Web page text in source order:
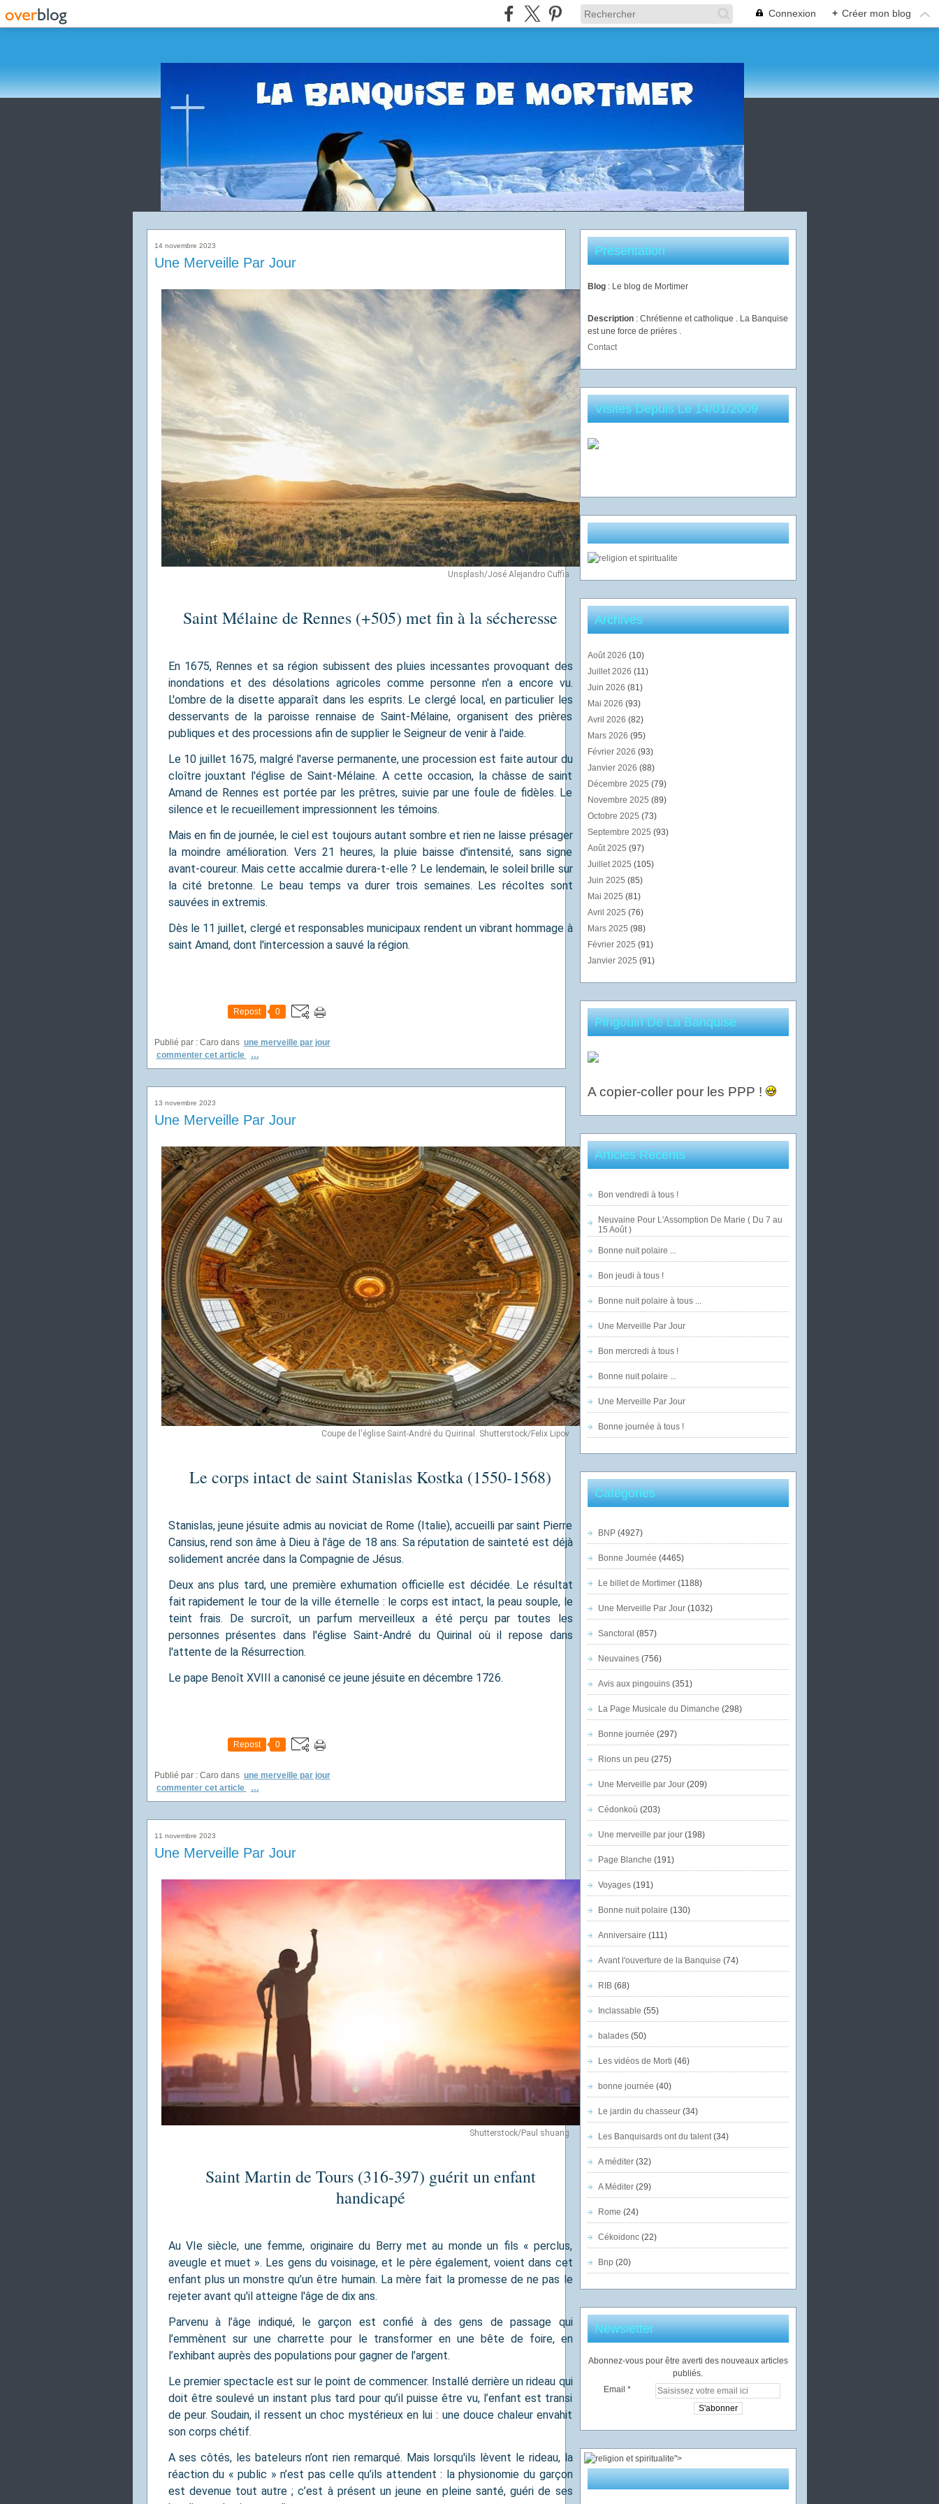
Connexion + Créer mon blog
14 novembre 2023
Une Merveille Par Jour
Unsplash/José Alejandro Cuffia
Saint Mélaine de Rennes (+505) met fin à la sécheresse
En 1675, Rennes et sa région subissent des pluies incessantes provoquant des
inondations et des désolations agricoles comme personne n'en a encore vu.
L'ombre de la disette apparaît dans les esprits. Le clergé local, en particulier les
desservants de la paroisse rennaise de Saint-Mélaine, organisent des prières
publiques et des processions afin de supplier le Seigneur de venir à l'aide.
Le 10 juillet 1675, malgré l'averse permanente, une procession est faite autour du
cloître jouxtant l'église de Saint-Mélaine. A cette occasion, la châsse de saint
Amand de Rennes est portée par les prêtres, suivie par une foule de fidèles. Le
silence et le recueillement impressionnent les témoins.
Mais en fin de journée, le ciel est toujours autant sombre et rien ne laisse présager
la moindre amélioration. Vers 21 heures, la pluie baisse d'intensité, sans signe
avant-coureur. Mais cette accalmie durera-t-elle ? Le lendemain, le soleil brille sur
la cité bretonne. Le beau temps va durer trois semaines. Les récoltes sont
sauvées in extremis.
Dès le 11 juillet, clergé et responsables municipaux rendent un vibrant hommage à
saint Amand, dont l'intercession a sauvé la région.
Repost 0
Publié par : Caro dans une merveille par jour
commenter cet article
…
13 novembre 2023
Une Merveille Par Jour
Coupe de l'église Saint-André du Quirinal. Shutterstock/Felix Lipov
Le corps intact de saint Stanislas Kostka (1550-1568)
Stanislas, jeune jésuite admis au noviciat de Rome (Italie), accueilli par saint Pierre
Cansius, rend son âme à Dieu à l'âge de 18 ans. Sa réputation de sainteté est déjà
solidement ancrée dans la Compagnie de Jésus.
Deux ans plus tard, une première exhumation officielle est décidée. Le résultat
fait rapidement le tour de la ville éternelle : le corps est intact, la peau souple, le
teint frais. De surcroît, un parfum merveilleux a été perçu par toutes les
personnes présentes dans l'église Saint-André du Quirinal où il repose dans
l'attente de la Résurrection.
Le pape Benoît XVIII a canonisé ce jeune jésuite en décembre 1726.
Repost 0
Publié par : Caro dans une merveille par jour
commenter cet article
…
11 novembre 2023
Une Merveille Par Jour
Shutterstock/Paul shuang
Saint Martin de Tours (316-397) guérit un enfant
handicapé
Au VIe siècle, une femme, originaire du Berry met au monde un fils « perclus,
aveugle et muet ». Les gens du voisinage, et le père également, voient dans cet
enfant plus un monstre qu’un être humain. La mère fait la promesse de ne pas le
rejeter avant qu'il atteigne l'âge de dix ans.
Parvenu à l’âge indiqué, le garçon est confié à des gens de passage qui
l’emmènent sur une charrette pour le transformer en une bête de foire, en
l’exhibant auprès des populations pour gagner de l’argent.
Le premier spectacle est sur le point de commencer. Installé derrière un rideau qui
doit être soulevé un instant plus tard pour qu’il puisse être vu, l’enfant est transi
de peur. Soudain, il ressent un choc mystérieux en lui : une douce chaleur envahit
son corps chétif.
A ses côtés, les bateleurs n’ont rien remarqué. Mais lorsqu'ils lèvent le rideau, la
réaction du « public » n’est pas celle qu’ils attendent : la physionomie du garçon
est devenue tout autre ; c’est à présent un jeune en pleine santé, guéri de ses
Présentation
Blog : Le blog de Mortimer
Description : Chrétienne et catholique . La Banquise
est une force de prières .
Contact
Visites Depuis Le 14/01/2009
Archives
Août 2026 (10)
Juillet 2026 (11)
Juin 2026 (81)
Mai 2026 (93)
Avril 2026 (82)
Mars 2026 (95)
Février 2026 (93)
Janvier 2026 (88)
Décembre 2025 (79)
Novembre 2025 (89)
Octobre 2025 (73)
Septembre 2025 (93)
Août 2025 (97)
Juillet 2025 (105)
Juin 2025 (85)
Mai 2025 (81)
Avril 2025 (76)
Mars 2025 (98)
Février 2025 (91)
Janvier 2025 (91)
Pingouin De La Banquise
A copier-coller pour les PPP !
Articles Récents
Bon vendredi à tous !
Neuvaine Pour L'Assomption De Marie ( Du 7 au
15 Août )
Bonne nuit polaire ...
Bon jeudi à tous !
Bonne nuit polaire à tous ...
Une Merveille Par Jour
Bon mercredi à tous !
Bonne nuit polaire ...
Une Merveille Par Jour
Bonne journée à tous !
Catégories
BNP(4927)
Bonne Journée (4465)
Le billet de Mortimer(1188)
Une Merveille Par Jour(1032)
Sanctoral (857)
Neuvaines(756)
Avis aux pingouins(351)
La Page Musicale du Dimanche (298)
Bonne journée (297)
Rions un peu (275)
Une Merveille par Jour(209)
Cédonkoù (203)
Une merveille par jour(198)
Page Blanche (191)
Voyages(191)
Bonne nuit polaire (130)
Anniversaire (111)
Avant l'ouverture de la Banquise (74)
RIB(68)
Inclassable (55)
balades(50)
Les vidéos de Morti (46)
bonne journée (40)
Le jardin du chasseur(34)
Les Banquisards ont du talent(34)
A méditer(32)
A Méditer(29)
Rome (24)
Cékoidonc(22)
Bnp (20)
Newsletter
Abonnez-vous pour être averti des nouveaux articles
publiés.
Email
">